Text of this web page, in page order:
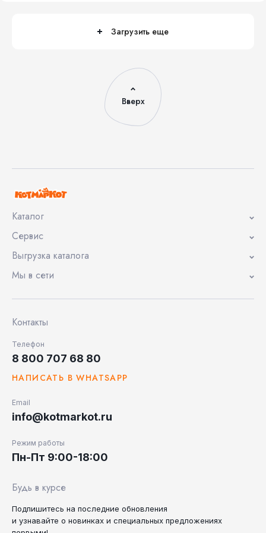
Загрузить еще
Вверх
Каталог
Сервис
Выгрузка каталога
Мы в сети
Контакты
Телефон
8 800 707 68 80
НАПИСАТЬ В WHATSAPP
Email
info@kotmarkot.ru
Режим работы
Пн-Пт 9:00-18:00
Будь в курсе
Подпишитесь на последние обновления
и узнавайте о новинках и специальных предложениях